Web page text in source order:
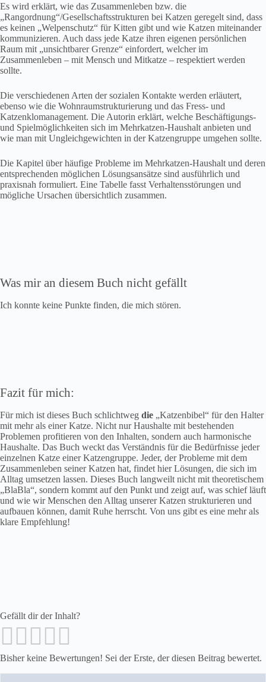
Es wird erklärt, wie das Zusammenleben bzw. die
„Rangordnung“/Gesellschaftsstrukturen bei Katzen geregelt sind, dass
es keinen „Welpenschutz“ für Kitten gibt und wie Katzen miteinander
kommunizieren. Auch dass jede Katze ihren eigenen persönlichen
Raum mit „unsichtbarer Grenze“ einfordert, welcher im
Zusammenleben – mit Mensch und Mitkatze – respektiert werden
sollte.
Die verschiedenen Arten der sozialen Kontakte werden erläutert,
ebenso wie die Wohnraumstrukturierung und das Fress- und
Katzenklomanagement. Die Autorin erklärt, welche Beschäftigungs-
und Spielmöglichkeiten sich im Mehrkatzen-Haushalt anbieten und
wie man mit Ungleichgewichten in der Katzengruppe umgehen sollte.
Die Kapitel über häufige Probleme im Mehrkatzen-Haushalt und deren
entsprechenden möglichen Lösungsansätze sind ausführlich und
praxisnah formuliert. Eine Tabelle fasst Verhaltensstörungen und
mögliche Ursachen übersichtlich zusammen.
Was mir an diesem Buch nicht gefällt
Ich konnte keine Punkte finden, die mich stören.
Fazit für mich:
Für mich ist dieses Buch schlichtweg die „Katzenbibel“ für den Halter
mit mehr als einer Katze. Nicht nur Haushalte mit bestehenden
Problemen profitieren von den Inhalten, sondern auch harmonische
Haushalte. Das Buch weckt das Verständnis für die Bedürfnisse jeder
einzelnen Katze einer Katzengruppe. Jeder, der Probleme mit dem
Zusammenleben seiner Katzen hat, findet hier Lösungen, die sich im
Alltag umsetzen lassen. Dieses Buch langweilt nicht mit theoretischem
„BlaBla“, sondern kommt auf den Punkt und zeigt auf, was schief läuft
und wie wir Menschen den Alltag unserer Katzen strukturieren und
aufbauen können, damit Ruhe herrscht. Von uns gibt es eine mehr als
klare Empfehlung!
Gefällt dir der Inhalt?
Bisher keine Bewertungen! Sei der Erste, der diesen Beitrag bewertet.